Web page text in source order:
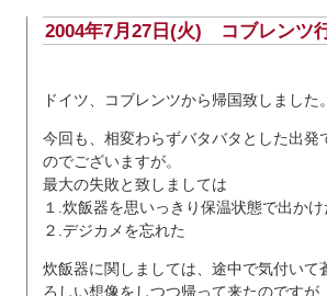
2004年7月27日(火) コブレンツ
ドイツ、コブレンツから帰国致しました。
今回も、相変わらずバタバタとした出発
のでございますが。
最大の失敗と致しましては
１.炊飯器を思いっきり保温状態で出かけ
２.デジカメを忘れた
炊飯器に関しましては、途中で気付いて
ろしい想像をしつつ帰って来たのですが